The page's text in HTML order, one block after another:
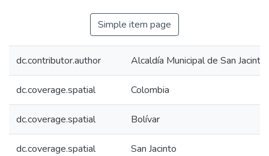
Simple item page
dc.contributor.author Alcaldía Municipal de San
dc.coverage.spatial Colombia
dc.coverage.spatial Bolívar
dc.coverage.spatial San Jacinto